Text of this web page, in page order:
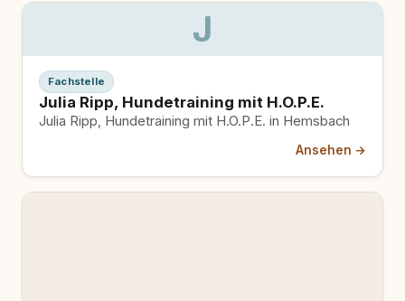
J
Fachstelle
Julia Ripp, Hundetraining mit H.O.P.E.
Julia Ripp, Hundetraining mit H.O.P.E. in Hemsbach
Ansehen →